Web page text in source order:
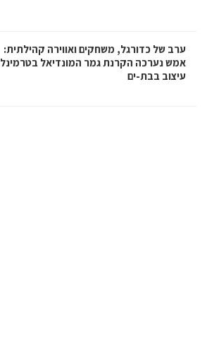
ערב של כדורגל, משחקים ואווירה קהילתית:
אמש נערכה הקרנת גמר המונדיאל בטרמינל
עיצוב בבת-ים